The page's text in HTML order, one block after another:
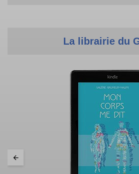
La librairie du